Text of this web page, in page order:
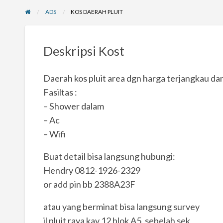
ADS KOS DAERAH PLUIT
Deskripsi Kost
Daerah kos pluit area dgn harga terjangkau
Fasiltas :
– Shower dalam
– Ac
– Wifi
Buat detail bisa langsung hubungi:
Hendry 0812-1926-2329
or add pin bb 2388A23F
atau yang berminat bisa langsung survey
jl pluit raya kav 12 blok A5, sebelah sek